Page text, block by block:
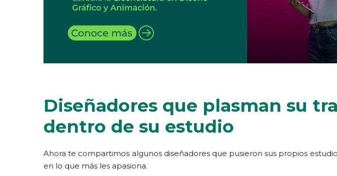
Diseñadores que plasman su
dentro de su estudio
Ahora te compartimos algunos diseñadores que pusieron sus propios
en lo que más les apasiona.